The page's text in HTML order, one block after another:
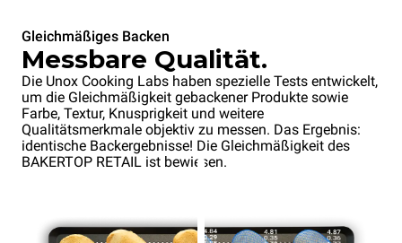
Gleichmäßiges Backen
Messbare Qualität.
Die Unox Cooking Labs haben spezielle Tests entwickelt,
um die Gleichmäßigkeit gebackener Produkte sowie
Farbe, Textur, Knusprigkeit und weitere
Qualitätsmerkmale objektiv zu messen. Das Ergebnis:
identische Backergebnisse! Die Gleichmäßigkeit des
BAKERTOP RETAIL ist bewiesen.